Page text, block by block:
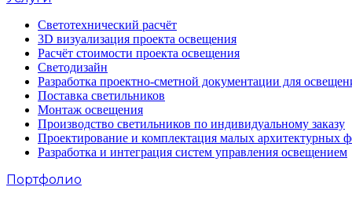
Светотехнический расчёт
3D визуализация проекта освещения
Расчёт стоимости проекта освещения
Светодизайн
Разработка проектно-сметной документации для
Поставка светильников
Монтаж освещения
Производство светильников по индивидуальному заказу
Проектирование и комплектация малых архитектурных
Разработка и интеграция систем управления освещением
Портфолио